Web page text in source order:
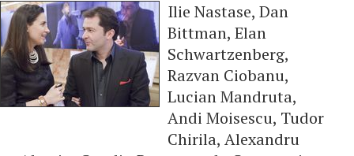
Ilie Nastase, Dan
Bittman, Elan
Schwartzenberg,
Razvan Ciobanu,
Lucian Mandruta,
Andi Moisescu, Tudor
Chirila, Alexandru